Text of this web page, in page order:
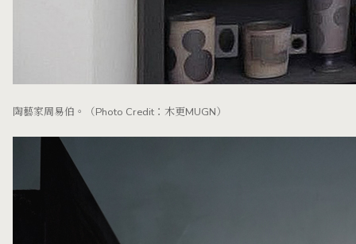
陶藝家周易伯。（Photo Credit：木更MUGN）